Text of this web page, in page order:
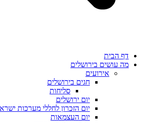
דף הבית
מה עושים בירושלים
אירועים
חגים בירושלים
סליחות
יום ירושלים
יום הזכרון לחללי מערכות
יום העצמאות